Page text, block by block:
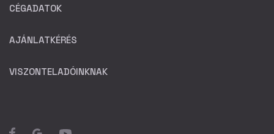
CÉGADATOK
AJÁNLATKÉRÉS
VISZONTELADÓINKNAK